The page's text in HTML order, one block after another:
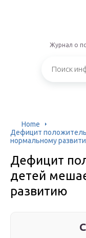
Журнал о
Home
Дефицит
нормальному
Дефицит
детей
развитию